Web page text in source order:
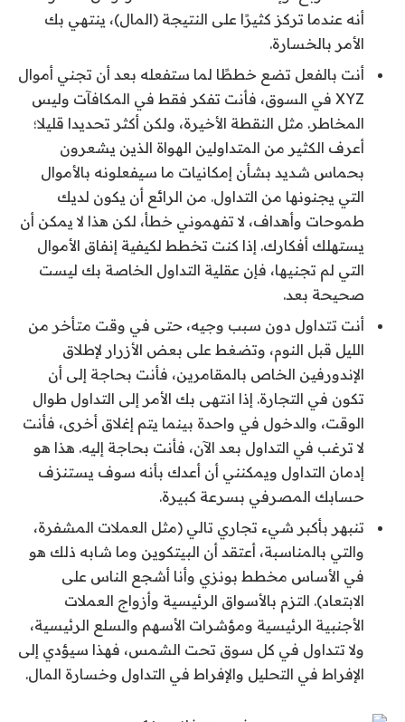
أنه عندما تركز كثيرًا على النتيجة (المال)، ينتهي بك
الأمر بالخسارة.
أنت بالفعل تضع خططًا لما ستفعله بعد أن تجني أموال
XYZ في السوق، فأنت تفكر فقط في المكافآت وليس
المخاطر. مثل النقطة الأخيرة، ولكن أكثر تحديدا قليلا؛
أعرف الكثير من المتداولين الهواة الذين يشعرون
بحماس شديد بشأن إمكانيات ما سيفعلونه بالأموال
التي يجنونها من التداول. من الرائع أن يكون لديك
طموحات وأهداف، لا تفهموني خطأ، لكن هذا لا يمكن أن
يستهلك أفكارك. إذا كنت تخطط لكيفية إنفاق الأموال
التي لم تجنيها، فإن عقلية التداول الخاصة بك ليست
صحيحة بعد.
أنت تتداول دون سبب وجيه، حتى في وقت متأخر من
الليل قبل النوم، وتضغط على بعض الأزرار لإطلاق
الإندورفين الخاص بالمقامرين، فأنت بحاجة إلى أن
تكون في التجارة. إذا انتهى بك الأمر إلى التداول طوال
الوقت، والدخول في واحدة بينما يتم إغلاق أخرى، فأنت
لا ترغب في التداول بعد الآن، فأنت بحاجة إليه. هذا هو
إدمان التداول ويمكنني أن أعدك بأنه سوف يستنزف
حسابك المصرفي بسرعة كبيرة.
تنبهر بأكبر شيء تجاري تالي (مثل العملات المشفرة،
والتي بالمناسبة، أعتقد أن البيتكوين وما شابه ذلك هو
في الأساس مخطط بونزي وأنا أشجع الناس على
الابتعاد). التزم بالأسواق الرئيسية وأزواج العملات
الأجنبية الرئيسية ومؤشرات الأسهم والسلع الرئيسية،
ولا تتداول في كل سوق تحت الشمس، فهذا سيؤدي إلى
الإفراط في التحليل والإفراط في التداول وخسارة المال.